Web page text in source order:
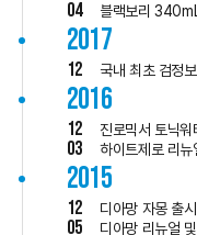
04 블랙보리
2017
12 국내 최초 검정
2016
12 진로믹서 토닉
03 하이트제로 리뉴
2015
12 디아망 자몽 출시
05 디아망 리뉴얼